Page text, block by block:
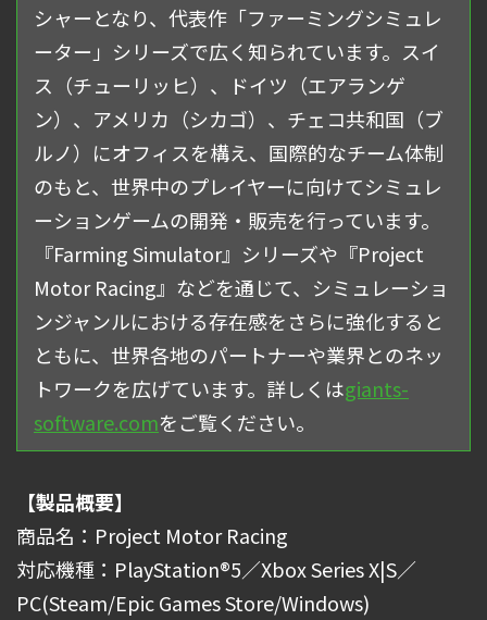
シャーとなり、代表作「ファーミングシミュレ
ーター」シリーズで広く知られています。スイ
ス（チューリッヒ）、ドイツ（エアランゲ
ン）、アメリカ（シカゴ）、チェコ共和国（ブ
ルノ）にオフィスを構え、国際的なチーム体制
のもと、世界中のプレイヤーに向けてシミュレ
ーションゲームの開発・販売を行っています。
『Farming Simulator』シリーズや『Project
Motor Racing』などを通じて、シミュレーショ
ンジャンルにおける存在感をさらに強化すると
ともに、世界各地のパートナーや業界とのネッ
トワークを広げています。詳しくはgiants-
software.comをご覧ください。
【製品概要】
商品名：Project Motor Racing
対応機種：PlayStation®5／Xbox Series X|S／
PC(Steam/Epic Games Store/Windows)